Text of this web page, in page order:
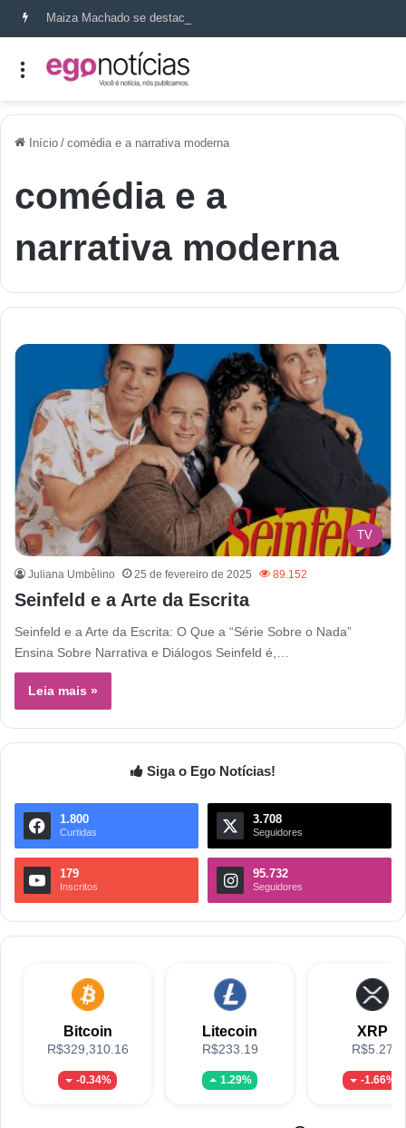
Início / comédia e a narrativa moderna
comédia e a
narrativa moderna
TV
Juliana Umbe̊lino 25 de fevereiro de 2025 89.152
Seinfeld e a Arte da Escrita
Seinfeld e a Arte da Escrita: O Que a “Série Sobre o Nada”
Ensina Sobre Narrativa e Diálogos Seinfeld é,…
Leia mais »
Siga o Ego Notícias!
1.800
Curtidas
3.708
Seguidores
179
Inscritos
95.732
Seguidores
Bitcoin
R$329,310.16
-0.34%
Litecoin
R$233.19
1.29%
XRP
R$5.27
-1.66%